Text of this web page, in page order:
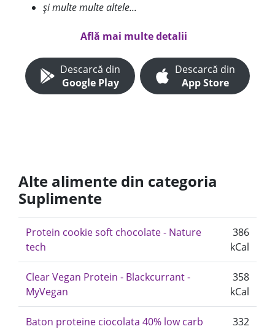
și multe multe altele...
Află mai multe detalii
Descarcă din
Google Play
Descarcă din
App Store
Alte alimente din categoria
Suplimente
Protein cookie soft chocolate - Nature
tech
386
kCal
Clear Vegan Protein - Blackcurrant -
MyVegan
358
kCal
Baton proteine ciocolata 40% low carb
332